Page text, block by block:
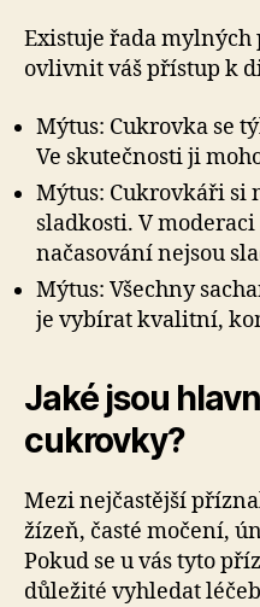
Existuje řada mylných
ovlivnit váš přístup k
Mýtus: Cukrovka se
Ve skutečnosti ji
Mýtus: Cukrovkáři si
sladkosti. V
načasování nejsou
Mýtus: Všechny
je vybírat kvalitní,
Jaké jsou
cukrovky?
Mezi nejčastější
žízeň, časté močení,
Pokud se u vás tyto
důležité vyhledat